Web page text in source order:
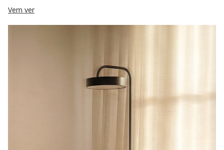
Vem ver